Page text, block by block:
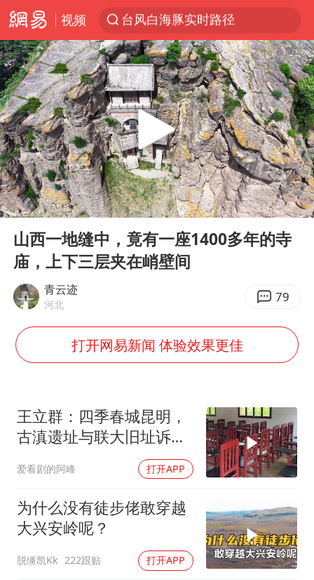
视频
秘鲁和墨西哥宣布恢复外交关系
沙特土耳其巴基斯坦签署共同防务协议
中医教你一招提升气血
全球首个长时储能一体化产业园量产
四川宜宾市高县4.9级地震致1人死亡
胜宏科技：股票交易异常波动
U17国足点球大战淘汰河床晋级决赛
百花奖开幕式
国防部：中国军队坚决反制任何闹海挑衅图谋
我国外贸延续良好增长态势
夯实基础开新局
Play
00:00 13:29
山西一地缝中，竟有一座1400多年的寺
庙，上下三层夹在峭壁间
青云迹
河北 79
打开网易新闻 体验效果更佳
王立群：四季春城昆明，
古滇遗址与联大旧址诉说
爱看剧的阿峰 打开APP
为什么没有徒步佬敢穿越
大兴安岭呢？
脱缰凯Kk 222跟贴 打开APP